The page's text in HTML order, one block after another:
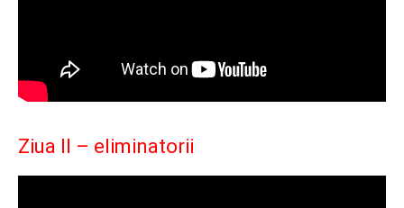
Ziua II – eliminatorii